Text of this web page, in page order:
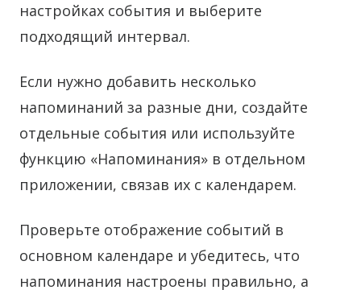
настройках события и выберите
подходящий интервал.
Если нужно добавить несколько
напоминаний за разные дни, создайте
отдельные события или используйте
функцию «Напоминания» в отдельном
приложении, связав их с календарем.
Проверьте отображение событий в
основном календаре и убедитесь, что
напоминания настроены правильно, а